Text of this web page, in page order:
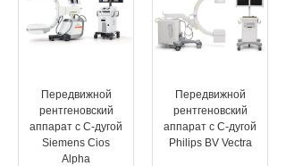
Передвижной
рентгеновский
аппарат с C-дугой
Siemens Cios
Alpha
Передвижной
рентгеновский
аппарат с C-дугой
Philips BV Vectra